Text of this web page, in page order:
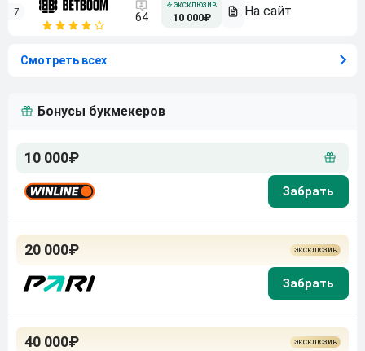
7 64 10 000₽
Смотреть всех
Бонусы букмекеров
10 000₽
20 000₽
40 000₽